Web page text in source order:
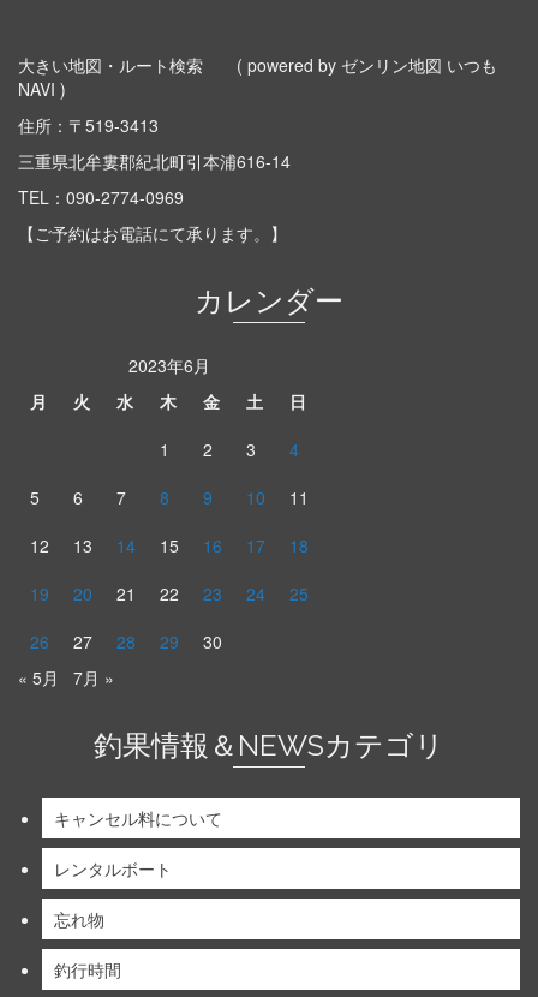
大きい地図・ルート検索
( powered by ゼンリン地図 いつも
NAVI )
住所：〒519-3413
三重県北牟婁郡紀北町引本浦616-14
TEL： 090-2774-0969
【ご予約はお電話にて承ります。】
カレンダー
2023年6月
月
火 水 木 金 土
日
1
2 3
4
5
6 7 8 9 10
11
12
13 14 15 16 17
18
19
20 21 22 23 24
25
26
27 28 29
30
« 5月
7月 »
釣果情報＆NEWSカテゴリ
キャンセル料について
レンタルボート
忘れ物
釣行時間